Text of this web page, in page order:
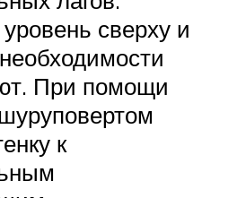
сверху и
При помощи
к